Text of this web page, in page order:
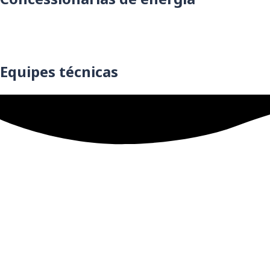
Equipes técnicas